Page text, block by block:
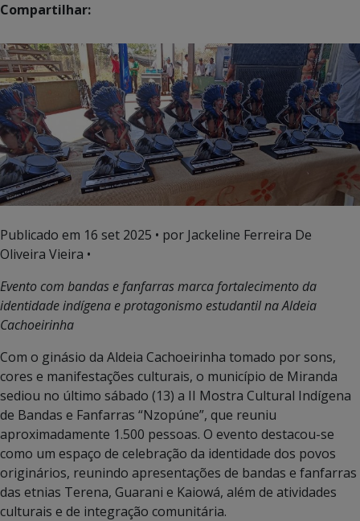
Compartilhar:
Publicado em 16 set 2025 • por Jackeline Ferreira De
Oliveira Vieira •
Evento com bandas e fanfarras marca fortalecimento da
identidade indígena e protagonismo estudantil na Aldeia
Cachoeirinha
Com o ginásio da Aldeia Cachoeirinha tomado por sons,
cores e manifestações culturais, o município de Miranda
sediou no último sábado (13) a II Mostra Cultural Indígena
de Bandas e Fanfarras “Nzopúne”, que reuniu
aproximadamente 1.500 pessoas. O evento destacou-se
como um espaço de celebração da identidade dos povos
originários, reunindo apresentações de bandas e fanfarras
das etnias Terena, Guarani e Kaiowá, além de atividades
culturais e de integração comunitária.